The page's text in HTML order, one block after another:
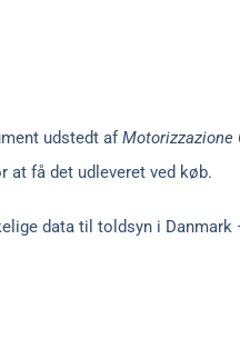
udstedt afMotorizzazione
at få det udleveret ved køb.
data til toldsyn i